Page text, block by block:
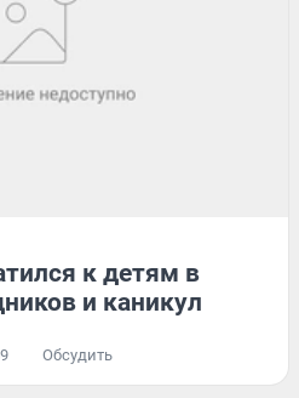
к детям в
и каникул
Обсудить